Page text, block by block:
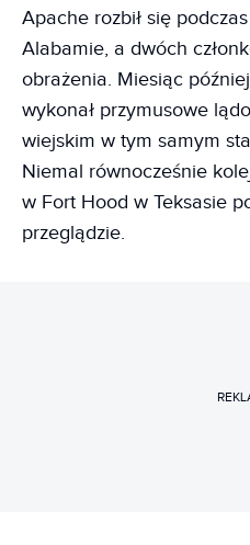
Apache rozbił się
Alabamie, a dwóch
obrażenia. Miesiąc
wykonał przymusowe
wiejskim w tym samym
Niemal równocześnie
w Fort Hood w Teksasie
przeglądzie.